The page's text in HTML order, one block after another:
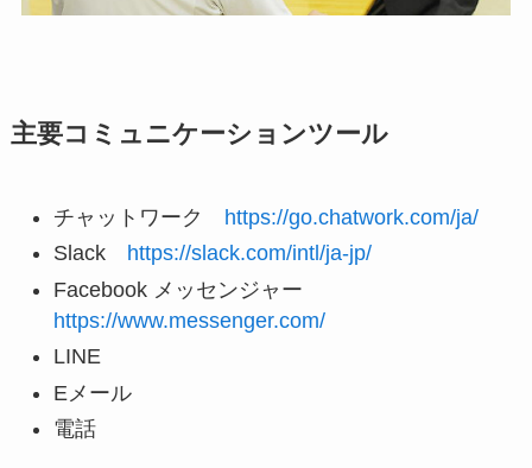
主要コミュニケーションツール
チャットワーク https://go.chatwork.com/ja/
Slack
https://slack.com/intl/ja-jp/
Facebook メッセンジャー
https://www.messenger.com/
LINE
Eメール
電話